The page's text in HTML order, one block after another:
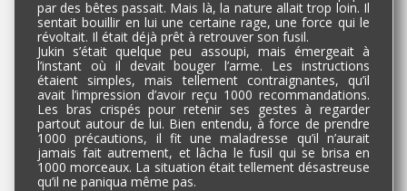
par des bêtes passait. Mais là, la nature allait trop loin. Il
sentait bouillir en lui une certaine rage, une force qui le
révoltait. Il était déjà prêt à retrouver son fusil.
Jukin s’était quelque peu assoupi, mais émergeait à
l’instant où il devait bouger l’arme. Les instructions
étaient simples, mais tellement contraignantes, qu’il
avait l’impression d’avoir reçu 1000 recommandations.
Les bras crispés pour retenir ses gestes à regarder
partout autour de lui. Bien entendu, à force de prendre
1000 précautions, il fit une maladresse qu’il n’aurait
jamais fait autrement, et lâcha le fusil qui se brisa en
1000 morceaux. La situation était tellement désastreuse
qu’il ne paniqua même pas.